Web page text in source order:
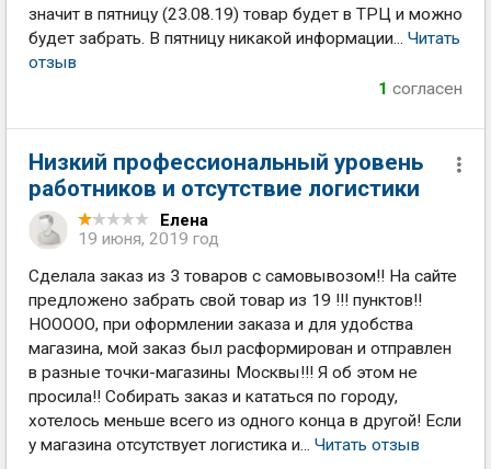
значит в пятницу (23.08.19) товар будет в ТРЦ и можно
будет забрать. В пятницу никакой информации... Читать
отзыв
1 согласен
Низкий профессиональный уровень
работников и отсутствие логистики
Елена
19 июня, 2019 год
Сделала заказ из 3 товаров с самовывозом!! На сайте
предложено забрать свой товар из 19 !!! пунктов!!
НООООО, при оформлении заказа и для удобства
магазина, мой заказ был расформирован и отправлен
в разные точки-магазины Москвы!!! Я об этом не
просила!! Собирать заказ и кататься по городу,
хотелось меньше всего из одного конца в другой! Если
у магазина отсутствует логистика и... Читать отзыв